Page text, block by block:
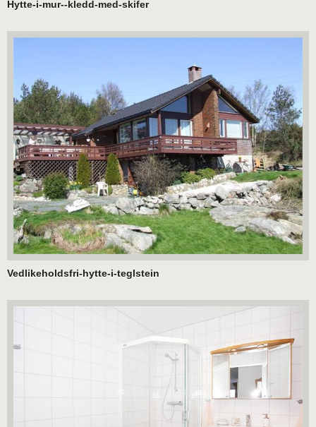
Hytte-i-mur--kledd-med-skifer
Vedlikeholdsfri-hytte-i-teglstein